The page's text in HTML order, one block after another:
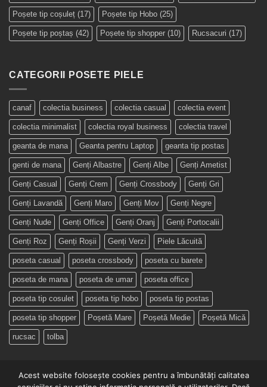
Poșete tip coșuleț (17) Poșete tip Hobo (25)
Poșete tip poștaș (42) Poșete tip shopper (10) Rucsacuri (17)
CATEGORII POSETE PIELE
canaf colectia business colectia casual colectia event
colectia minimalist colectia royal business colectia travel
geanta de mana Geanta pentru Laptop geanta tip postas
genti de mana Genți Albastre Genți Albe Genți Ametist
Genți Casual Genți Crem Genți Crossbody Genți Gri
Genți Lavandă Genți Maro Genți Mov Genți Negre
Genți Nude Genți Office Genți Oranj Genți Portocalii
Genți Roz Genți Roșii Genți Verzi Piele Lăcuită
poseta casual poseta crossbody poseta cu barete
poseta de mana poseta de umar poseta office
poseta tip cosulet poseta tip hobo poseta tip postas
poseta tip shopper Poșetă Mare Poșetă Medie Poșetă Mică
rucsac tolba
Acest website folosește cookies pentru a îmbunătăți calitatea